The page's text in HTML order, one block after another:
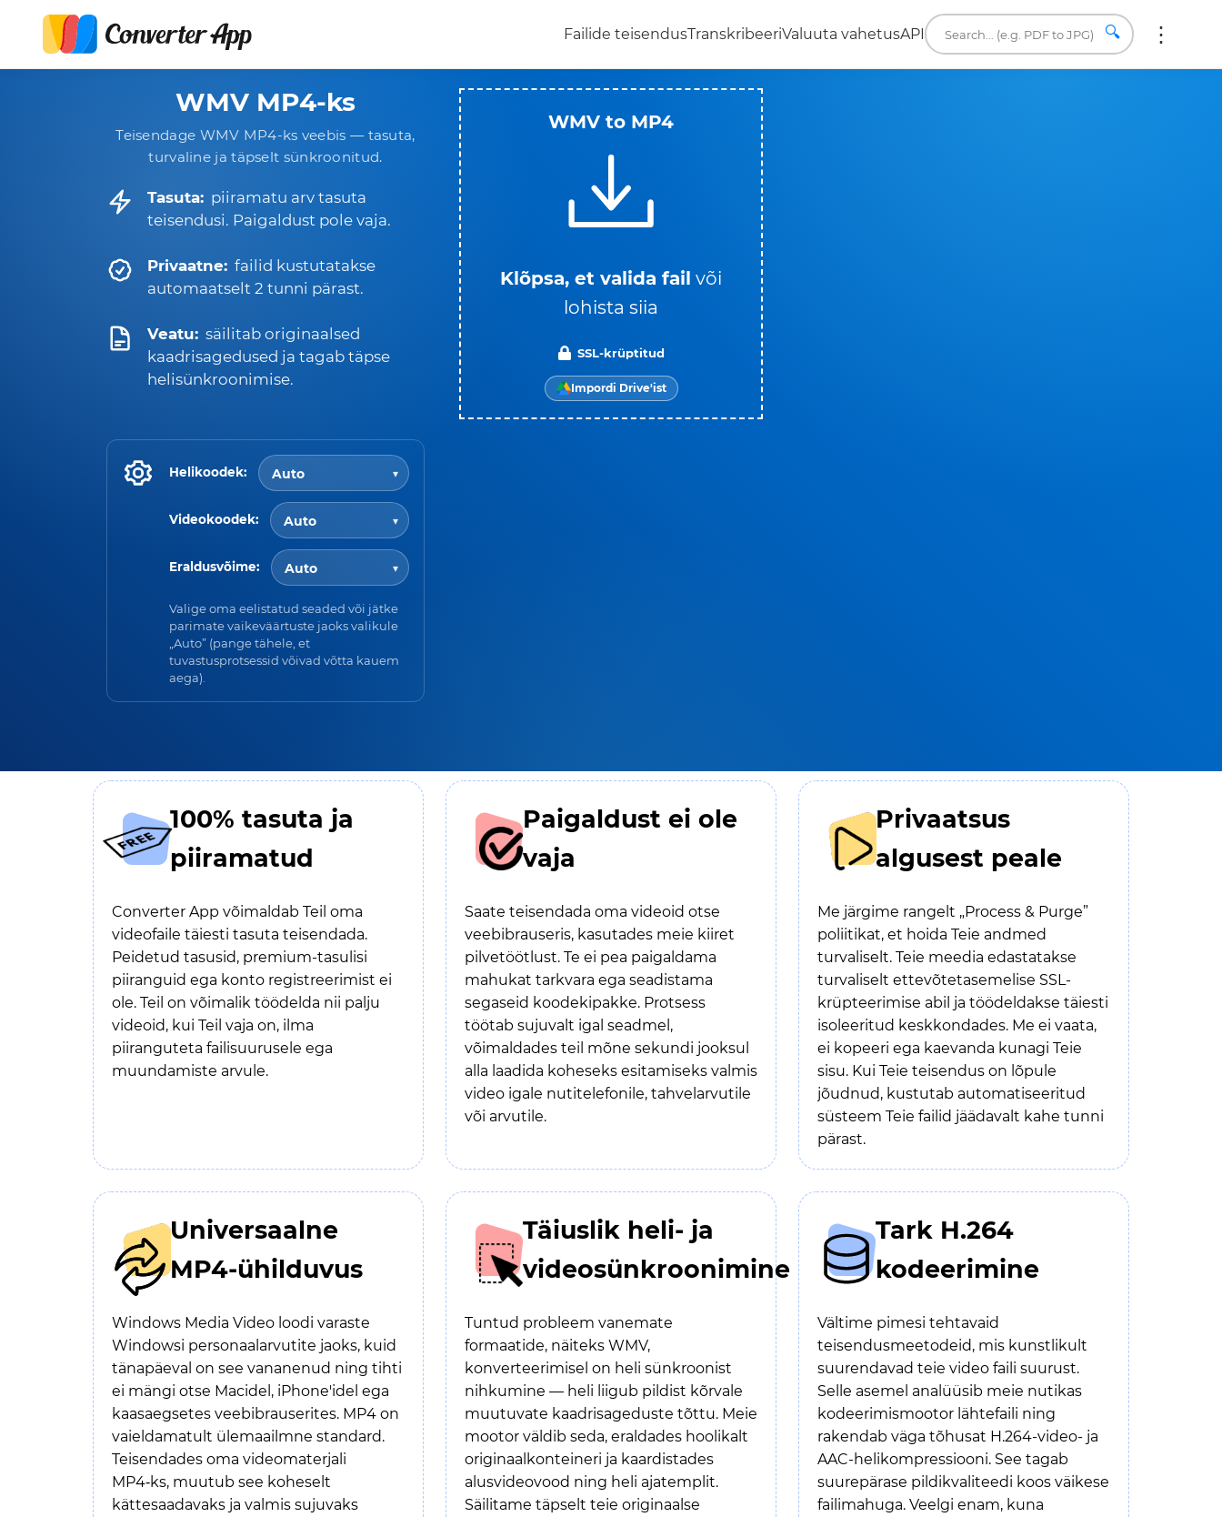
Failide teisendusTranskribeeriValuuta vahetusAPI 🔍
WMV MP4-ks
Teisendage WMV MP4-ks veebis — tasuta,
turvaline ja täpselt sünkroonitud.
Tasuta: piiramatu arv tasuta
teisendusi. Paigaldust pole vaja.
Privaatne: failid kustutatakse
automaatselt 2 tunni pärast.
Veatu: säilitab originaalsed
kaadrisagedused ja tagab täpse
helisünkroonimise.
Helikoodek:
Videokoodek:
Eraldusvõime:
Valige oma eelistatud seaded või jätke
parimate vaikeväärtuste jaoks valikule
„Auto” (pange tähele, et
tuvastusprotsessid võivad võtta kauem
aega).
WMV to MP4
Klõpsa, et valida fail või
lohista siia
SSL-krüptitud
Impordi Drive'ist
100% tasuta ja
piiramatud
Converter App võimaldab Teil oma
videofaile täiesti tasuta teisendada.
Peidetud tasusid, premium-tasulisi
piiranguid ega konto registreerimist ei
ole. Teil on võimalik töödelda nii palju
videoid, kui Teil vaja on, ilma
piiranguteta failisuurusele ega
muundamiste arvule.
Paigaldust ei ole
vaja
Saate teisendada oma videoid otse
veebibrauseris, kasutades meie kiiret
pilvetöötlust. Te ei pea paigaldama
mahukat tarkvara ega seadistama
segaseid koodekipakke. Protsess
töötab sujuvalt igal seadmel,
võimaldades teil mõne sekundi jooksul
alla laadida koheseks esitamiseks valmis
video igale nutitelefonile, tahvelarvutile
või arvutile.
Privaatsus
algusest peale
Me järgime rangelt „Process & Purge”
poliitikat, et hoida Teie andmed
turvaliselt. Teie meedia edastatakse
turvaliselt ettevõtetasemelise SSL-
krüpteerimise abil ja töödeldakse täiesti
isoleeritud keskkondades. Me ei vaata,
ei kopeeri ega kaevanda kunagi Teie
sisu. Kui Teie teisendus on lõpule
jõudnud, kustutab automatiseeritud
süsteem Teie failid jäädavalt kahe tunni
pärast.
Universaalne
MP4-ühilduvus
Windows Media Video loodi varaste
Windowsi personaalarvutite jaoks, kuid
tänapäeval on see vananenud ning tihti
ei mängi otse Macidel, iPhone'idel ega
kaasaegsetes veebibrauserites. MP4 on
vaieldamatult ülemaailmne standard.
Teisendades oma videomaterjali
MP4‑ks, muutub see koheselt
kättesaadavaks ja valmis sujuvaks
Täiuslik heli- ja
videosünkroonimine
Tuntud probleem vanemate
formaatide, näiteks WMV,
konverteerimisel on heli sünkroonist
nihkumine — heli liigub pildist kõrvale
muutuvate kaadrisageduste tõttu. Meie
mootor väldib seda, eraldades hoolikalt
originaalkonteineri ja kaardistades
alusvideovood ning heli ajatemplit.
Säilitame täpselt teie originaalse
Tark H.264
kodeerimine
Vältime pimesi tehtavaid
teisendusmeetodeid, mis kunstlikult
suurendavad teie video faili suurust.
Selle asemel analüüsib meie nutikas
kodeerimismootor lähtefaili ning
rakendab väga tõhusat H.264-video- ja
AAC-helikompressiooni. See tagab
suurepärase pildikvaliteedi koos väikese
failimahuga. Veelgi enam, kuna